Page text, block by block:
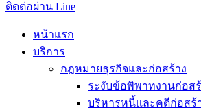
ติดต่อผ่าน Line
หน้าแรก
บริการ
กฎหมายธุรกิจและก่อสร้าง
ระงับข้อพิพาทงานก่อส
บริหารหนี้และคดีก่อสร้